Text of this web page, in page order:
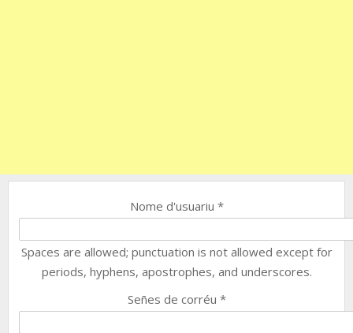
Nome d'usuariu *
Spaces are allowed; punctuation is not allowed except for
periods, hyphens, apostrophes, and underscores.
Señes de corréu *